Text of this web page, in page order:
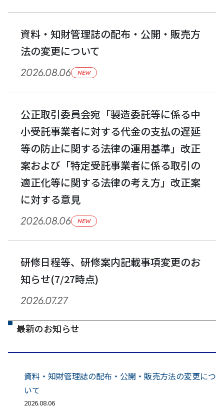
資料・知財管理誌の配布・公開・販売方
法の変更について
2026.08.06 NEW
公正取引委員会宛「製造委託等に係る中
小受託事業者に対する代金の支払の遅延
等の防止に関する法律の運用基準」改正
案および「特定受託事業者に係る取引の
適正化等に関する法律の考え方」改正案
に対する意見
2026.08.06 NEW
研修日程等、研修案内記載事項変更のお
知らせ(7/27時点)
2026.07.27
最新のお知らせ
資料・知財管理誌の配布・公開・販売方法の変更につ
いて
2026.08.06